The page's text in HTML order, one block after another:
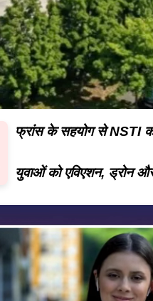
फ्रांस के सहयोग से NSTI
युवाओं को एविएशन, ड्रोन